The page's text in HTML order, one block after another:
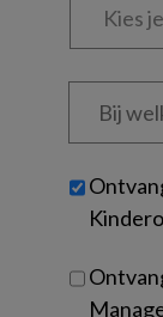
Bij
welke
je?
Untitled